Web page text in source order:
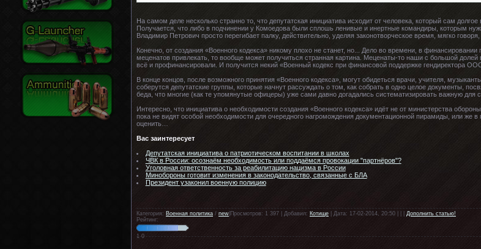
На самом деле несколько странно то, что депутатская инициатива исходит от человека, который сам
Получается, что либо в подчинении у Комоедова были сплошь ленивые и инертные командиры, которым
Владимир Петрович просто перегибает палку, действительно, уделяя законотворческое время, мягко
Конечно, от создания «Военного кодекса» никому плохо не станет, но... Дело во времени, в
меценатов привлекать, то вообще может получиться странная картина. Меценаты-то наши с большой
всё и профинансировали. И получится некий «Военный кодекс при финансовой поддержке гендиректора
В конце концов, после возможного принятия «Военного кодекса», могут обидеться врачи, учителя,
соберутся депутатские группы, которые начнут рассуждать о том, как собрать в одно целое документы,
беда, что многие (как те упомянутые офицеры) уже сами давно догадались систематизировать важную для
Интересно, что инициатива о необходимости создания «Военного кодекса» идёт не от министерства
пока не видят особой необходимости для очередного нагромождения документационной пирамиды, или же
оценить…
Вас заинтересует
Депутатская инициатива о патриотическом воспитании в школах
ЧВК в России: осознаём необходимость или поддаёмся провокации "партнёров"?
Уголовная ответственность за реабилитацию нацизма в России
Минобороны готовит изменения в законодательство, связанные с БЛА
Президент узаконил военную полицию
Категория: Военная политика / new |Просмотров: 1 397 | Добавил: Котище | Дата: 17-02-2014, 20:50 | | | Дополнить статью!
Рейтинг:
1 0